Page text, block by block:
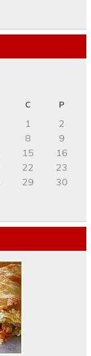
C P
1
2
8
9
15
16
22
23
29
30